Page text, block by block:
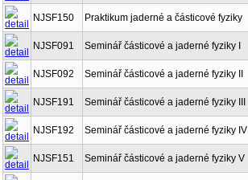
NJSF150 Praktikum jaderné a částicové fyziky
NJSF091 Seminář částicové a jaderné fyziky I
NJSF092 Seminář částicové a jaderné fyziky II
NJSF191 Seminář částicové a jaderné fyziky III
NJSF192 Seminář částicové a jaderné fyziky IV
NJSF151 Seminář částicové a jaderné fyziky V